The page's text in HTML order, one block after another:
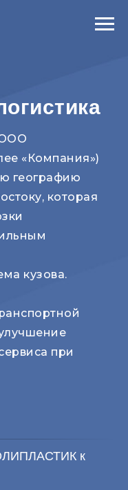
ООО
«Компания»)
географию
которая
кузова.
при
к